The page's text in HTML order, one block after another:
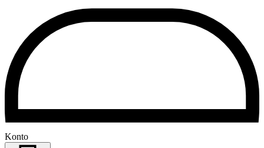
Konto